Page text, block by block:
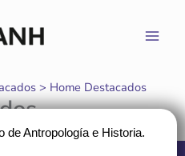
Home Destacados
de Antropología e Historia.